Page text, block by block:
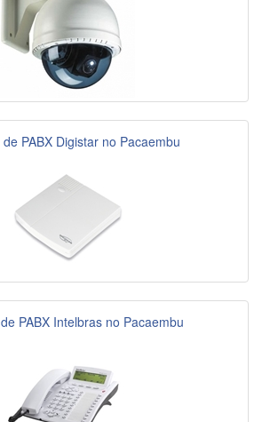
PABX Digistar no Pacaembu
PABX Intelbras no Pacaembu